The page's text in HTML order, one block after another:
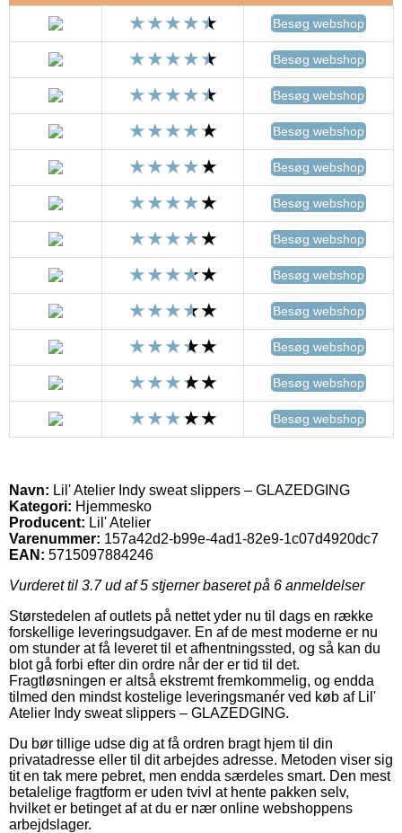
Besøg webshop
Besøg webshop
Besøg webshop
Besøg webshop
Besøg webshop
Besøg webshop
Besøg webshop
Besøg webshop
Besøg webshop
Besøg webshop
Besøg webshop
Besøg webshop
Navn: Lil' Atelier Indy sweat slippers – GLAZEDGING
Kategori: Hjemmesko
Producent: Lil' Atelier
Varenummer: 157a42d2-b99e-4ad1-82e9-1c07d4920dc7
EAN: 5715097884246
Vurderet til 3.7ud af 5 stjerner baseret på 6 anmeldelser
Størstedelen af outlets på nettet yder nu til dags en række
forskellige leveringsudgaver. En af de mest moderne er nu
om stunder at få leveret til et afhentningssted, og så kan du
blot gå forbi efter din ordre når der er tid til det.
Fragtløsningen er altså ekstremt fremkommelig, og endda
tilmed den mindst kostelige leveringsmanér ved køb af Lil'
Atelier Indy sweat slippers – GLAZEDGING.
Du bør tillige udse dig at få ordren bragt hjem til din
privatadresse eller til dit arbejdes adresse. Metoden viser sig
tit en tak mere pebret, men endda særdeles smart. Den mest
betalelige fragtform er uden tvivl at hente pakken selv,
hvilket er betinget af at du er nær online webshoppens
arbejdslager.